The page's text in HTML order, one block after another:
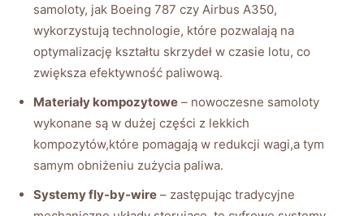
samoloty, jak Boeing 787 czy Airbus A350,
wykorzystują technologie, które pozwalają na
optymalizację kształtu skrzydeł w czasie lotu, co
zwiększa efektywność paliwową.
Materiały kompozytowe – nowoczesne samoloty
wykonane są w dużej części z lekkich
kompozytów,które pomagają w redukcji wagi,a tym
samym obniżeniu zużycia paliwa.
Systemy fly-by-wire – zastępując tradycyjne